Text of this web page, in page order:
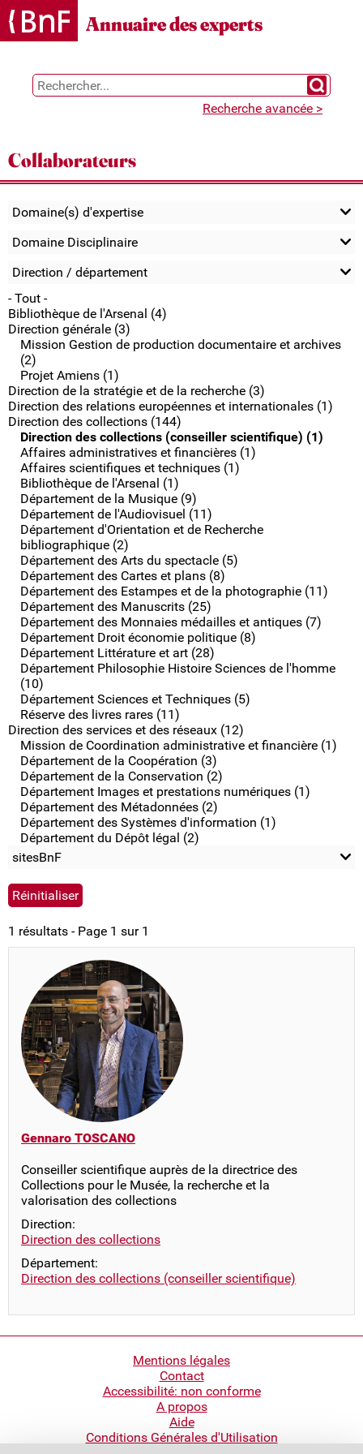
Gestion des cookies
Annuaire des experts
Chercher
Recherche avancée >
Collaborateurs
Domaine(s) d'expertise
Domaine Disciplinaire
Direction / département
- Tout -
Bibliothèque de l'Arsenal (4)
Direction générale (3)
Mission Gestion de production documentaire et archives
(2)
Projet Amiens (1)
Direction de la stratégie et de la recherche (3)
Direction des relations européennes et internationales (1)
Direction des collections (144)
Direction des collections (conseiller scientifique) (1)
Affaires administratives et financières (1)
Affaires scientifiques et techniques (1)
Bibliothèque de l'Arsenal (1)
Département de la Musique (9)
Département de l'Audiovisuel (11)
Département d'Orientation et de Recherche
bibliographique (2)
Département des Arts du spectacle (5)
Département des Cartes et plans (8)
Département des Estampes et de la photographie (11)
Département des Manuscrits (25)
Département des Monnaies médailles et antiques (7)
Département Droit économie politique (8)
Département Littérature et art (28)
Département Philosophie Histoire Sciences de l'homme
(10)
Département Sciences et Techniques (5)
Réserve des livres rares (11)
Direction des services et des réseaux (12)
Mission de Coordination administrative et financière (1)
Département de la Coopération (3)
Département de la Conservation (2)
Département Images et prestations numériques (1)
Département des Métadonnées (2)
Département des Systèmes d'information (1)
Département du Dépôt légal (2)
sitesBnF
1 résultats - Page 1 sur 1
Gennaro TOSCANO
Conseiller scientifique auprès de la directrice des
Collections pour le Musée, la recherche et la
valorisation des collections
Direction:
Direction des collections
Département:
Direction des collections (conseiller scientifique)
Mentions légales
Contact
Accessibilité: non conforme
A propos
Aide
Conditions Générales d'Utilisation